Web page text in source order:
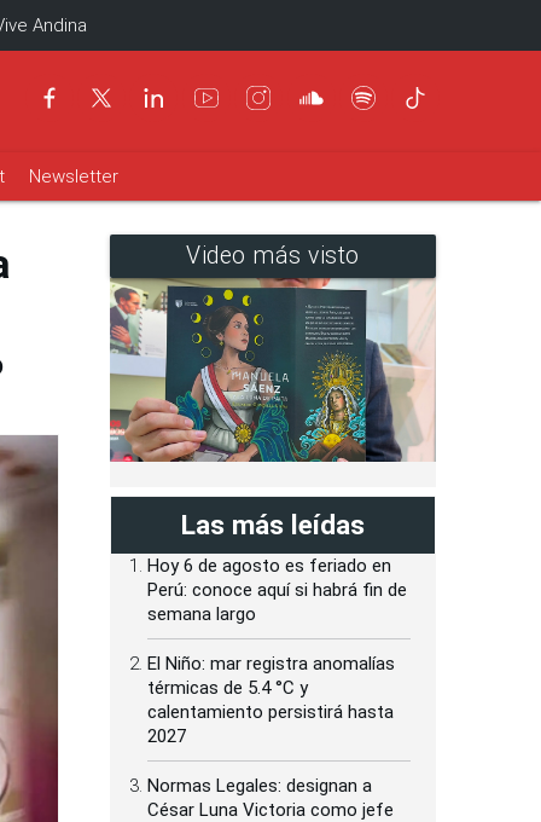
Andina
Newsletter
Video más visto
Las más leídas
Hoy 6 de agosto es feriado en
Perú: conoce aquí si habrá fin de
semana largo
El Niño: mar registra anomalías
térmicas de 5.4 °C y
calentamiento persistirá hasta
2027
Normas Legales: designan a
César Luna Victoria como jefe